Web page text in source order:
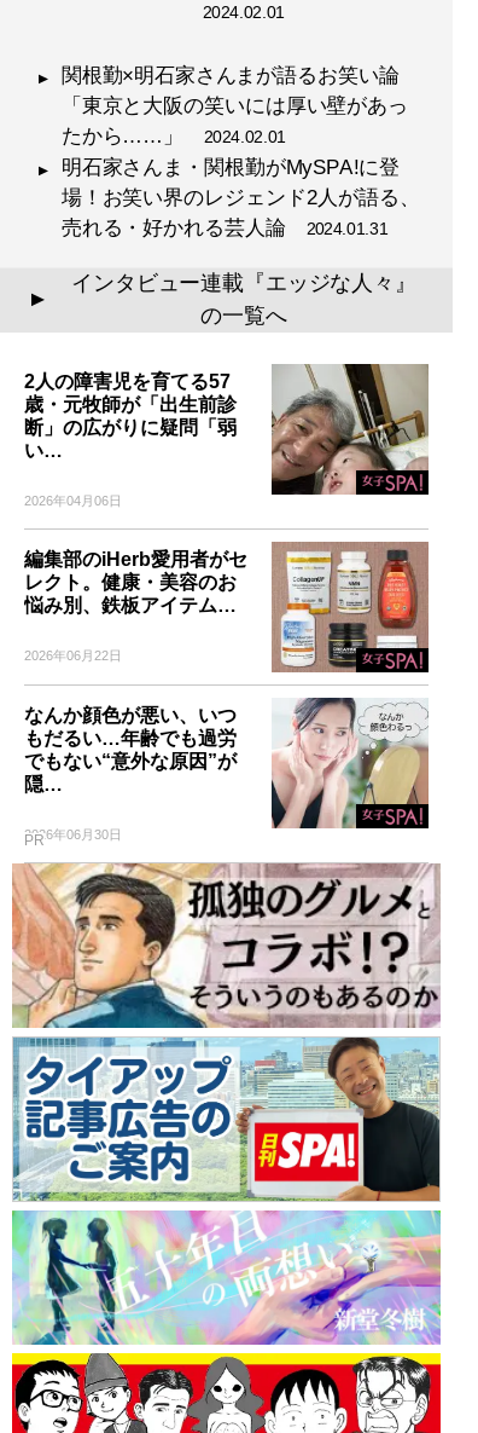
2024.02.01
関根勤×明石家さんまが語るお笑い論
「東京と大阪の笑いには厚い壁があっ
たから……」
2024.02.01
明石家さんま・関根勤がMySPA!に登
場！お笑い界のレジェンド2人が語る、
売れる・好かれる芸人論
2024.01.31
▲
インタビュー連載『エッジな人々』
の一覧へ
2人の障害児を育てる57
歳・元牧師が「出生前診
断」の広がりに疑問「弱
い…
2026年04月06日
編集部のiHerb愛用者がセ
レクト。健康・美容のお
悩み別、鉄板アイテム…
2026年06月22日
なんか顔色が悪い、いつ
もだるい…年齢でも過労
でもない“意外な原因”が
隠…
2026年06月30日
PR